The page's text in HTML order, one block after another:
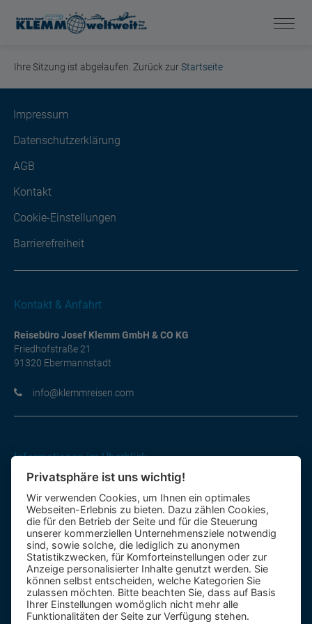
Ihre Sitzung ist abgelaufen. Zurück zurStartseite
Impressum
Datenschutzerklärung
AGB
Kontakt
Cookie-Einstellungen
Barrierefreiheit
Kontakt & Anfahrt
Reisebüro Josef Klemm GmbH & CO KG
Friedhofstraße 21
91320 Ebermannstadt
moc.nesiermmelk@ofni
Informationen im Überblick
Gutscheine
Kontakt-Formular
Anfahrt
Mietbus
Reisebewertung
Reiseinformationen A – Z
Privatsphäre ist uns wichtig!
Wir verwenden Cookies, um Ihnen ein optimales
Webseiten-Erlebnis zu bieten. Dazu zählen Cookies,
die für den Betrieb der Seite und für die Steuerung
unserer kommerziellen Unternehmensziele notwendig
sind, sowie solche, die lediglich zu anonymen
Statistikzwecken, für Komforteinstellungen oder zur
Anzeige personalisierter Inhalte genutzt werden. Sie
können selbst entscheiden, welche Kategorien Sie
zulassen möchten. Bitte beachten Sie, dass auf Basis
Ihrer Einstellungen womöglich nicht mehr alle
Funktionalitäten der Seite zur Verfügung stehen.